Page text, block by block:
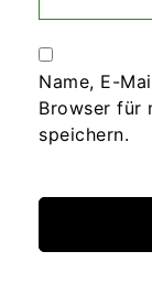
Name, E-
Browser für
speichern.